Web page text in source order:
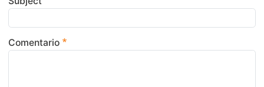
Comentario